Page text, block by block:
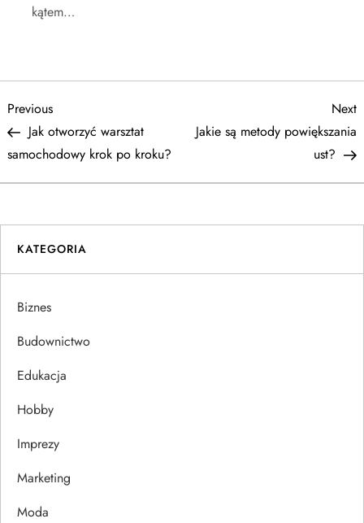
kątem…
N
a
w
i
g
a
c
a
w
p
Previous
Post
Previous
Jak otworzyć warsztat
samochodowy krok po kroku?
Next
Jakie są metody powiększania
ust?
KATEGORIA
Biznes
Budownictwo
Edukacja
Hobby
Imprezy
Marketing
Moda